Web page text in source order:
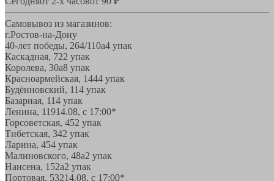
Самовывоз из магазинов:
г.Ростов-на-Дону
40-лет победы, 264/110а4 упак
Каскадная, 722 упак
Королева, 30а8 упак
Красноармейская, 1444 упак
Будённовский, 114 упак
Базарная, 114 упак
Ленина, 11914.08, с 17:00*
Горсоветская, 452 упак
Тибетская, 342 упак
Ларина, 454 упак
Малиновского, 48а2 упак
Нансена, 152а2 упак
Портовая, 53214.08, с 17:00*